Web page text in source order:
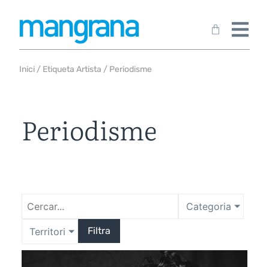
Inici / Etiqueta Artista / Periodisme
Periodisme
Categoria
Territori Filtra